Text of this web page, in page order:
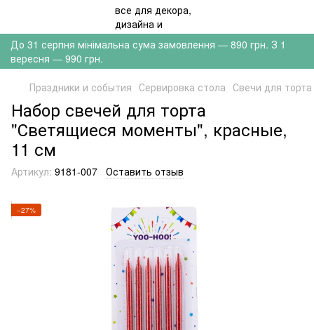
До 31 серпня мінімальна сума замовлення — 890 грн. З 1
вересня — 990 грн.
Праздники и события Сервировка стола Свечи для торта
Набор свечей для торта
"Светящиеся моменты", красные,
11 см
Артикул: 9181-007 Оставить отзыв
−27%